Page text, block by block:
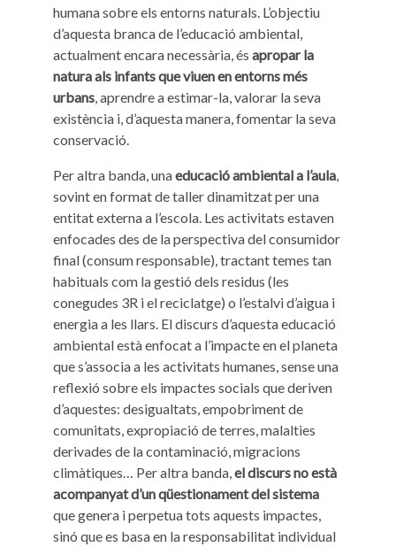
humana sobre els entorns naturals. L’objectiu
d’aquesta branca de l’educació ambiental,
actualment encara necessària, és apropar la
natura als infants que viuen en entorns més
urbans , aprendre a estimar-la, valorar la seva
existència i, d’aquesta manera, fomentar la seva
conservació.
Per altra banda, unaeducació ambiental a l’aula
sovint en format de taller dinamitzat per una
entitat externa a l’escola. Les activitats estaven
enfocades des de la perspectiva del consumidor
final (consum responsable), tractant temes tan
habituals com la gestió dels residus (les
conegudes 3R i el reciclatge) o l’estalvi d’aigua i
energia a les llars. El discurs d’aquesta educació
ambiental està enfocat a l’impacte en el planeta
que s’associa a les activitats humanes, sense una
reflexió sobre els impactes socials que deriven
d’aquestes: desigualtats, empobriment de
comunitats, expropiació de terres, malalties
derivades de la contaminació, migracions
climàtiques… Per altra banda, el discurs no està
acompanyat d’un qüestionament del sistema
que genera i perpetua tots aquests impactes,
sinó que es basa en la responsabilitat individual